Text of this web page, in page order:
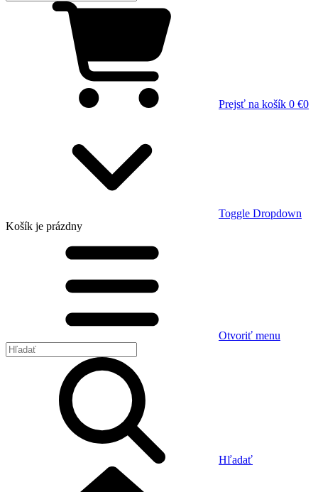
Prejsť na košík 0 €0
Toggle Dropdown
Košík je prázdny
Otvoriť menu
Hľadať